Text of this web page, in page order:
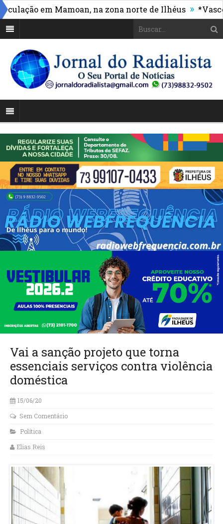
em Mamoan, na zona norte de Ilhéus » *Vasco
Vai a sanção projeto que torna
essenciais serviços contra violência
doméstica
15/06/20
Sem Comentário
Política
Elias Reis